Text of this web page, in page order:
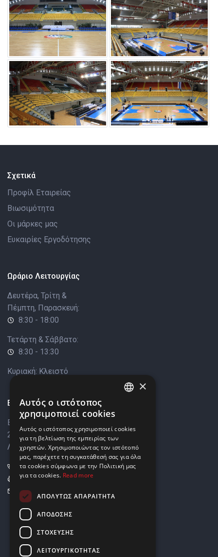
Σχετικά
Προφίλ Εταιρείας
Βιωσιμότητα
Οι μάρκες μας
Ευκαιρίες Εργοδότησης
Ωράριο Λειτουργίας
Δευτέρα, Τρίτη &
Πέμπτη, Παρασκευή:
8:30 - 18:00
Τετάρτη & Σάββατο:
8:30 - 13:30
Κυριακή: Κλειστό
Επικοινωνία
Βάρκιζας 8,
2033 Στρόβολος,
Λευκωσία, Κύπρος
+357 22449999
+357 22449989
info@elnia.com
GREEK
×
Αυτός ο ιστότοπος
χρησιμοποιεί cookies
Αυτός ο ιστότοπος χρησιμοποιεί cookies
για τη βελτίωση της εμπειρίας των
χρηστών. Χρησιμοποιώντας τον ιστότοπό
μας, παρέχετε τη συγκατάθεσή σας για όλα
τα cookies σύμφωνα με την Πολιτική μας
για τα cookies. Read more
ΑΠΟΛΎΤΩΣ ΑΠΑΡΑΊΤΗΤΑ
ΑΠΌΔΟΣΗΣ
ΣΤΌΧΕΥΣΗΣ
ΛΕΙΤΟΥΡΓΙΚΌΤΗΤΑΣ